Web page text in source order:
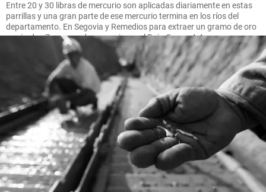
Entre 20 y 30 libras de mercurio son aplicadas diariamente en estas
parrillas y una gran parte de ese mercurio termina en los ríos del
departamento. En Segovia y Remedios para extraer un gramo de oro
se pierden 7 gramos de mercurio, en el Bajo Cauca 4.4 gramos.
FOTO MANUEL SALDARRIAGA